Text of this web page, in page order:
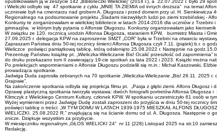
opublikowałam ją w zeszycie 142 „Biblioteczki Wielickiej” (2014 r.), a 22.07.2022 r. było 29
i Wieliczki odbyło się 47 spotkanie z cyklu „MNIE TA ZIEMIA od innych droższa” na temat
uczniowie byli na cmentarzu nad grobem A. Długosza i przed domem przy ul. H.
Regionalnego na podsumowanie projektu „Śladami niezwykłych ludzi po ziemi trzebińskiej -
Konkursy te zorganizowałam w wielickiej bibliotece w latach 2014-2016 dla uczniów z
gimnazjów, w którym były pytania o Alfonsie Długoszu. Konkursy organizowałam jako
W związku ze 120. rocznicą urodzin Alfonsa Długosza, staraniem KPW, burmistrz Miasta i
27.09.2025 r. delegacja KPW na zaproszenie SMZT „COR” była w Trzebini na otwarciu
Zapraszam Państwa dniu 50-tej rocznicy śmierci Alfonsa Długosza czyli 7.11. (piątek) b.r. o
Wieliczce poświęci pamiątkową tablicę, którą odsłonięto 25.08.2022 r. Następnie na
Prezentuję Państwu książkę pt. „Wieliczka-Wieliczanie Bis! Ocalić przeszłość od
do druku przekazano tom II zawierający 19-cie spotkań za lata 2022 i 2023. Książki można
Po prelekcjach wspomnieniami o Alfonsie Długoszu podzielili się m.in.: Michał Kaszowski,
prowadząca spotkanie.
Jadwiga Duda zaprosiła zebranych na 70 spotkanie „Wieliczka-Wieliczanie „Bis! 26.11. 2025
Grajowie”.
Na zakończenie spotkania odbyła się projekcja filmu pt. „Pasja z głębi ziemi. Alfons Długosz i
Oprawę plastyczną spotkania tworzyła wystawa: dwóch fotografii portretów Alfonsa Długosza
Klimczyk z Wielickiego Centrum Kultury, członek KPW. W spotkaniu uczestniczyło 61 osób w
Wyżej wymienieni przez Jadwigę Dudę zostali zaproszeni do przyjścia w dniu 50-tej rocznicy
poświęci tablicę o treści: „W TYM DOMU W LATACH 1939-1975 MIESZKAŁ ALFONS
WIELICZKI. 25.08.2022 R.” znajdującą się na ścianie domu od ul. A. Długosza. Następnie o
znicze. Dziękuje wszystkim za przybycie.
W miesięczniku regionalnym „GŁOS WIELICKI 24” nr 11 (228) Listopad 2025 na str.10
Redakcję.